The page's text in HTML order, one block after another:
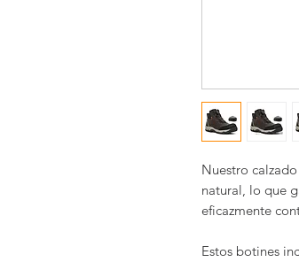
Nuestro
natural, lo que
eficazmente
Estos botines